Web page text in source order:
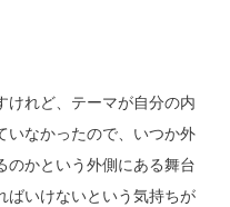
けれど、テーマが自分の内
いなかったので、いつか外
のかという外側にある舞台
ばいけないという気持ちが